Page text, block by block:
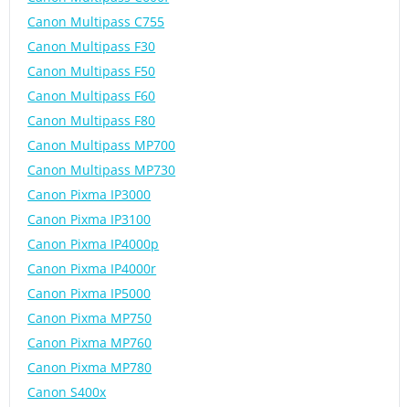
Canon Multipass C755
Canon Multipass F30
Canon Multipass F50
Canon Multipass F60
Canon Multipass F80
Canon Multipass MP700
Canon Multipass MP730
Canon Pixma IP3000
Canon Pixma IP3100
Canon Pixma IP4000p
Canon Pixma IP4000r
Canon Pixma IP5000
Canon Pixma MP750
Canon Pixma MP760
Canon Pixma MP780
Canon S400x